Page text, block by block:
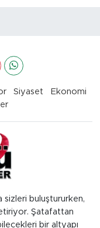
Siyaset
Ekonomi
sizleri buluştururken,
Şatafattan
bir altyapı